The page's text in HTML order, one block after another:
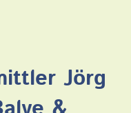
Jörg